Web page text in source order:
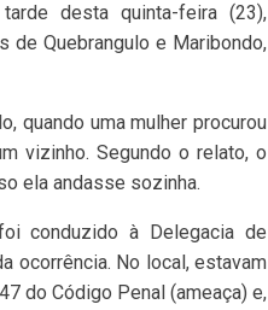
desta quinta-feira (23),
de Quebrangulo e Maribondo,
quando uma mulher procurou
vizinho. Segundo o relato, o
ela andasse sozinha.
conduzido à Delegacia de
ocorrência. No local, estavam
do Código Penal (ameaça) e,